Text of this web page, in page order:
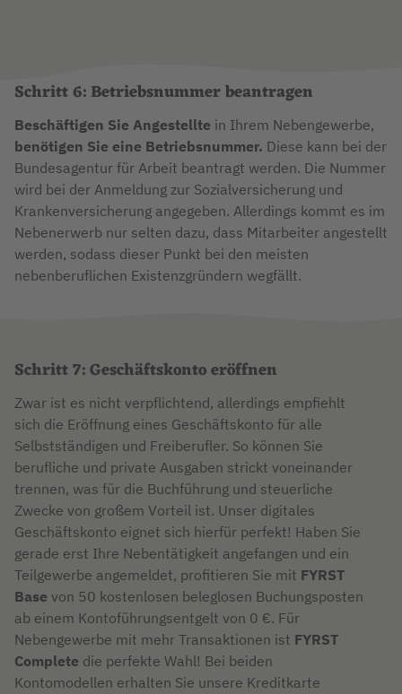
Schritt 6: Betriebsnummer beantragen
Beschäftigen Sie Angestellte in Ihrem Nebengewerbe,
benötigen Sie eine Betriebsnummer. Diese kann bei der
Bundesagentur für Arbeit beantragt werden. Die Nummer
wird bei der Anmeldung zur Sozialversicherung und
Krankenversicherung angegeben. Allerdings kommt es im
Nebenerwerb nur selten dazu, dass Mitarbeiter angestellt
werden, sodass dieser Punkt bei den meisten
nebenberuflichen Existenzgründern wegfällt.
Schritt 7: Geschäftskonto eröffnen
Zwar ist es nicht verpflichtend, allerdings empfiehlt
sich die Eröffnung eines Geschäftskonto für alle
Selbstständigen und Freiberufler. So können Sie
berufliche und private Ausgaben strickt voneinander
trennen, was für die Buchführung und steuerliche
Zwecke von großem Vorteil ist. Unser digitales
Geschäftskonto eignet sich hierfür perfekt! Haben Sie
gerade erst Ihre Nebentätigkeit angefangen und ein
Teilgewerbe angemeldet, profitieren Sie mit FYRST
Base von 50 kostenlosen beleglosen Buchungsposten
ab einem Kontoführungsentgelt von 0 €. Für
Nebengewerbe mit mehr Transaktionen ist FYRST
Complete die perfekte Wahl! Bei beiden
Kontomodellen erhalten Sie unsere Kreditkarte